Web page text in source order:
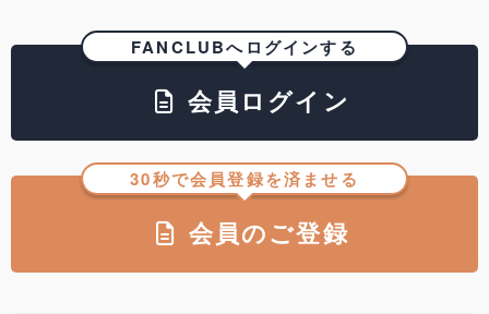
FANCLUBへログインする
会員ログイン
30秒で会員登録を済ませる
会員のご登録